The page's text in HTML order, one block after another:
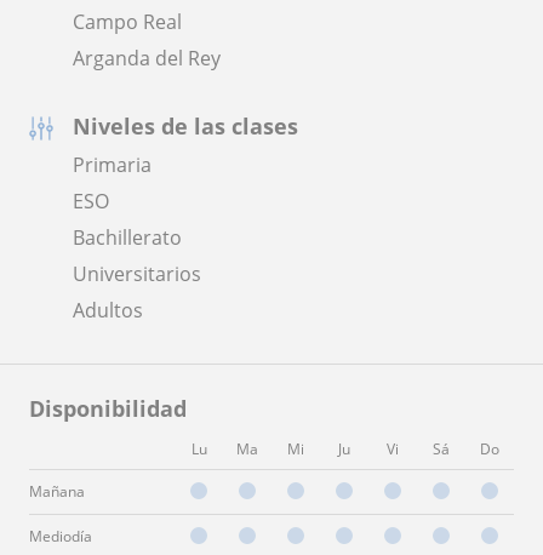
Campo Real
Arganda del Rey
Niveles de las clases
Primaria
ESO
Bachillerato
Universitarios
Adultos
Disponibilidad
Lu Ma Mi Ju Vi Sá Do
Mañana
Mediodía